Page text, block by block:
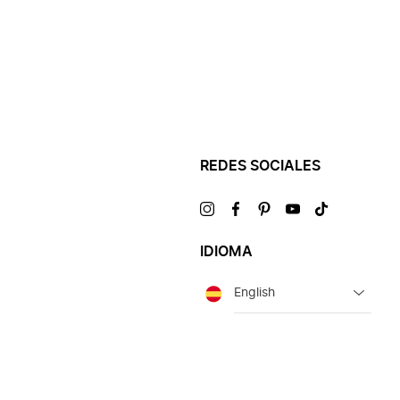
REDES SOCIALES
VisítanosVisítanosVisítanosVisítanosVisítanos
IDIOMA
Idioma